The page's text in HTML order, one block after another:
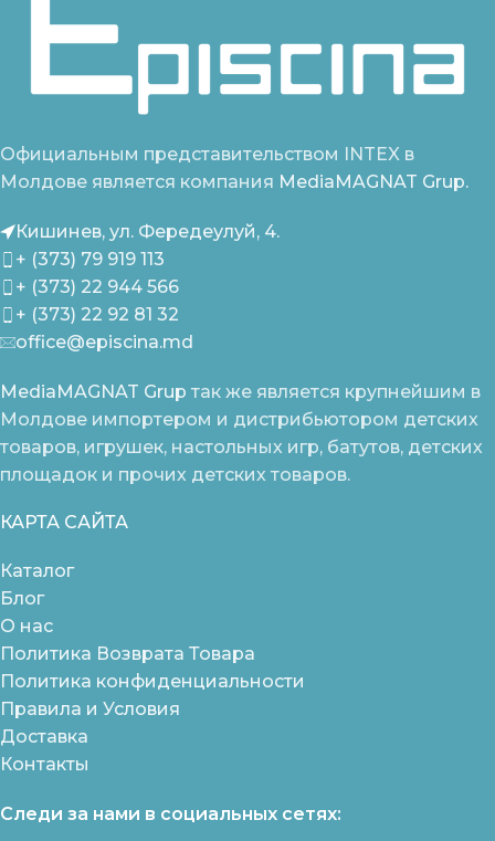
Официальным представительством INTEX в
Молдове является компания MediaMAGNAT Grup.
Кишинев, ул. Фередеулуй, 4.
+ (373) 79 919 113
+ (373) 22 944 566
+ (373) 22 92 81 32
office@episcina.md
MediaMAGNAT Grup так же является крупнейшим в
Молдове импортером и дистрибьютором детских
товаров, игрушек, настольных игр, батутов, детских
площадок и прочих детских товаров.
КАРТА САЙТА
Каталог
Блог
О нас
Политика Возврата Товара
Политика конфиденциальности
Правила и Условия
Доставка
Контакты
Следи за нами в социальных сетях: